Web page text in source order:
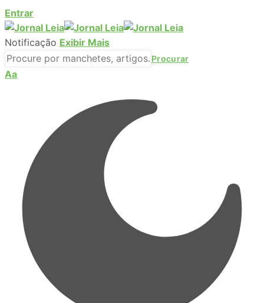
Entrar
Notificação Exibir Mais
Aa